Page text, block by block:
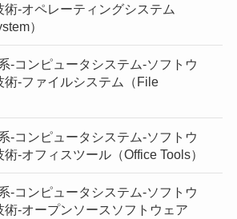
術-オペレーティングシステム
）
-コンピュータシステム-ソフトウ
術-ファイルシステム（File
-コンピュータシステム-ソフトウ
-オフィスツール（Office Tools）
-コンピュータシステム-ソフトウ
術-オープンソースソフトウェア